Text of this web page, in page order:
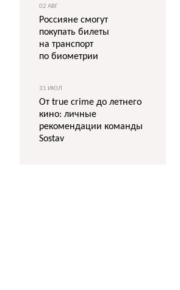
02 АВГ
Россияне смогут
покупать билеты
на транспорт
по биометрии
31 ИЮЛ
От true crime до летнего
кино: личные
рекомендации команды
Sostav